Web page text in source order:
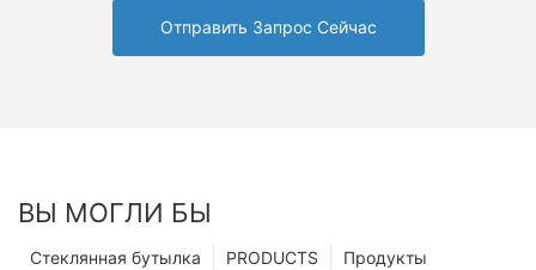
Отправить Запрос Сейчас
ВЫ МОГЛИ БЫ
Продукты
PRODUCTS
Стеклянная бутылка